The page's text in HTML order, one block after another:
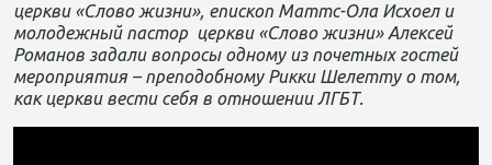
церкви «Слово жизни», епископ Маттс-Ола Исхоел и
молодежный пастор церкви «Слово жизни» Алексей
Романов задали вопросы одному из почетных гостей
мероприятия – преподобному Рикки Шелетту о том,
как церкви вести себя в отношении ЛГБТ.